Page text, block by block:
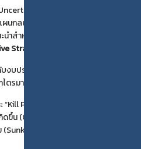
Complexity, Ambiguity)
กลยุทธ์ระยะยาว 3-5 ปี แทบจะเป็นไป
นำสำหรับผู้บริหารยุคใหม่คือการใช้
Strategy”
งบประมาณที่ล็อกตายตัวทั้งปี แต่ปรับ
ตรมาสตามสถานการณ์จริง
Project” ที่ไม่เวิร์กทันที และโยก
ขึ้น (Opportunity Seizing) โดยไม่ติด
Cost Fallacy)